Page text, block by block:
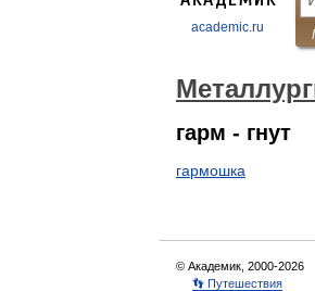
academic.ru
гарм - гнут
гармошка
© Академик, 2000-2026
👣 Путешествия